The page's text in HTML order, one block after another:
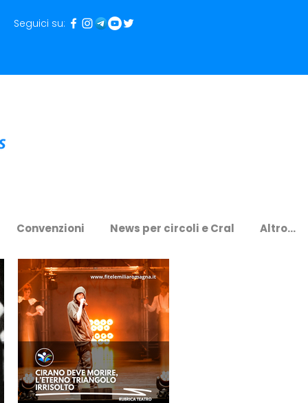
Seguici su:
Convenzioni News per circoli e Cral Altro...